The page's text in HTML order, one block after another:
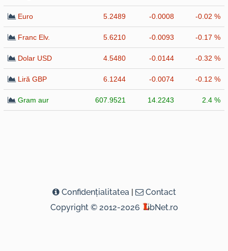
Euro 5.2489 -0.0008 -0.02 %
Franc Elv. 5.6210 -0.0093 -0.17 %
Dolar USD 4.5480 -0.0144 -0.32 %
Liră GBP 6.1244 -0.0074 -0.12 %
Gram aur 607.9521 14.2243 2.4 %
Confidenţialitatea |
Contact
Copyright © 2012-2026
ibNet.ro